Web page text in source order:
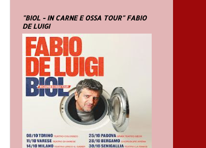
"BIOL - IN CARNE E OSSA TOUR" FABIO
DE LUIGI